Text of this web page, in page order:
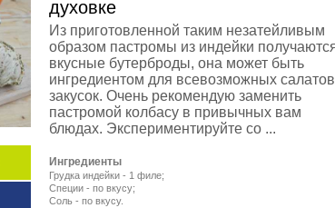
духовке
Из приготовленной таким незатейливым
образом пастромы из индейки
вкусные бутерброды, она может быть
ингредиентом для всевозможных
закусок. Очень рекомендую заменить
пастромой колбасу в привычных вам
блюдах. Экспериментируйте со ...
Ингредиенты
Грудка индейки - 1 филе;
Специи - по вкусу;
Соль - по вкусу.